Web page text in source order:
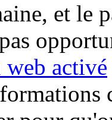
et le
web activé